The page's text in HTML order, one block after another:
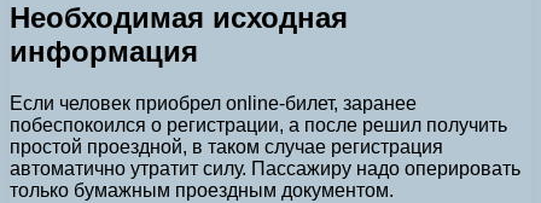
Необходимая исходная
информация
Если человек приобрел online-билет, заранее
побеспокоился о регистрации, а после решил получить
простой проездной, в таком случае регистрация
автоматично утратит силу. Пассажиру надо оперировать
только бумажным проездным документом.